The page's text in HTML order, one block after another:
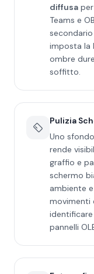
diffusa
Teams e
imposta la
ombre
soffitto.
Pulizia
Uno
rende
graffio e
schermo
ambiente
movimenti
identificare
pannelli